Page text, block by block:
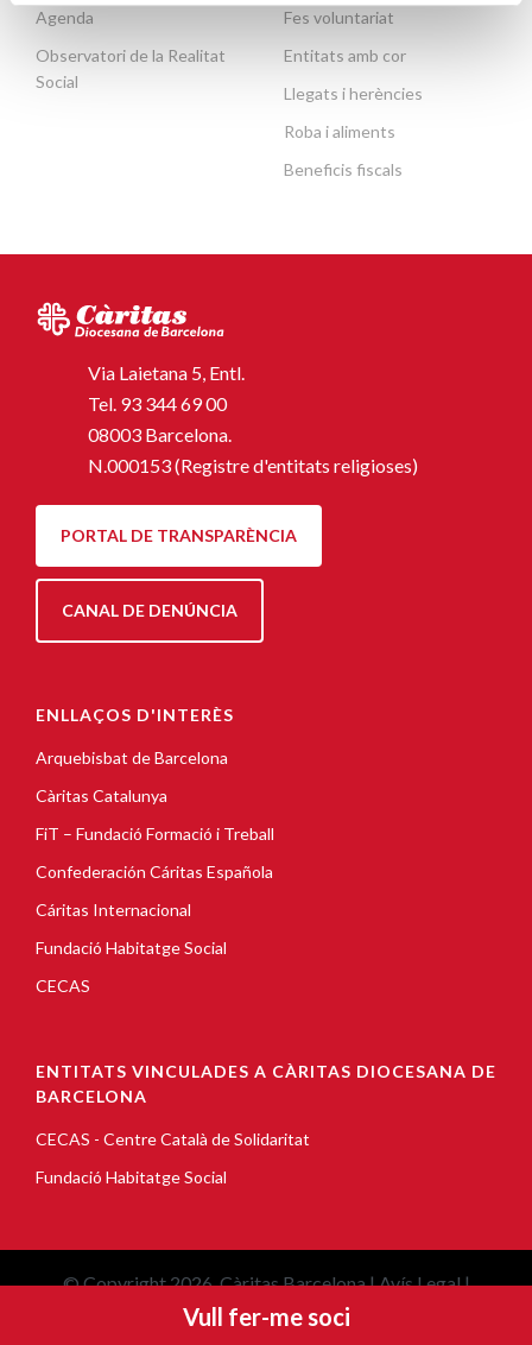
Agenda
Observatori de la Realitat
Social
Fes voluntariat
Entitats amb cor
Llegats i herències
Roba i aliments
Beneficis fiscals
Via Laietana 5, Entl.
Tel. 93 344 69 00
08003 Barcelona.
N.000153 (Registre d'entitats religioses)
PORTAL DE TRANSPARÈNCIA
CANAL DE DENÚNCIA
ENLLAÇOS D'INTERÈS
Arquebisbat de Barcelona
Càritas Catalunya
FiT – Fundació Formació i Treball
Confederación Cáritas Española
Cáritas Internacional
Fundació Habitatge Social
CECAS
ENTITATS VINCULADES A CÀRITAS DIOCESANA DE
BARCELONA
CECAS - Centre Català de Solidaritat
Fundació Habitatge Social
© Copyright 2026, Càritas Barcelona |Avís Legal|
Política de cookies|Política de privacitat
Vull fer-me soci